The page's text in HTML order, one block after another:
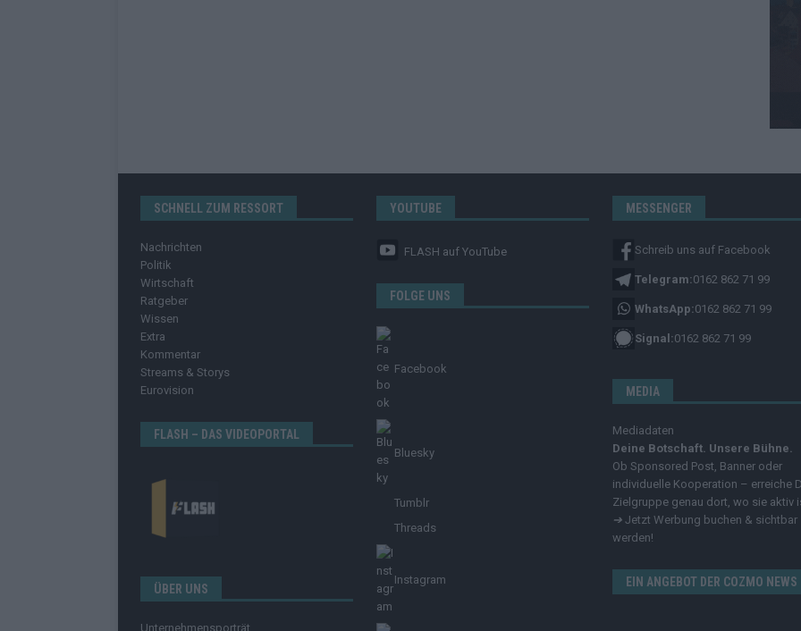
SCHNELL ZUM RESSORT
Nachrichten
Politik
Wirtschaft
Ratgeber
Wissen
Extra
Kommentar
Streams & Storys
Eurovision
FLASH – DAS VIDEOPORTAL
ÜBER UNS
Unternehmensporträt
YOUTUBE
FLASH auf YouTube
FOLGE UNS
Facebook
Bluesky
Tumblr
Threads
Instagram
MESSENGER
Schreib uns auf Facebook
Telegram:0162 862 71 99
WhatsApp:0162 862 71 99
Signal:0162 862 71 99
MEDIA
Mediadaten
Deine Botschaft. Unsere Bühne.
Ob Sponsored Post, Banner oder
individuelle Kooperation – erreiche
Zielgruppe genau dort, wo sie aktiv
➔ Jetzt Werbung buchen & sichtbar
werden!
EIN ANGEBOT DER COZMO NEWS